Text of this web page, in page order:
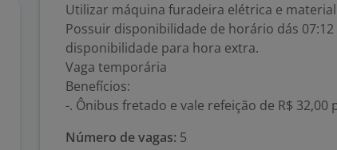
Utilizar máquina furadeira elétrica e
Possuir disponibilidade de horário dás
disponibilidade para hora extra.
Vaga temporária
Benefícios:
-. Ônibus fretado e vale refeição de R$
Número de vagas: 5